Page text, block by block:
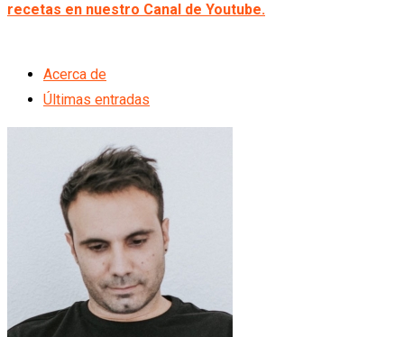
recetas en nuestro Canal de Youtube.
Acerca de
Últimas entradas